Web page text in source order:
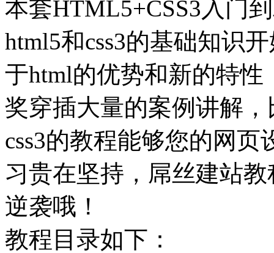
本套HTML5+CSS3入门
html5和css3的基础知识
于html的优势和新的特
奖穿插大量的案例讲解
css3的教程能够您的网
习贵在坚持，屌丝建站
逆袭哦！
教程目录如下：